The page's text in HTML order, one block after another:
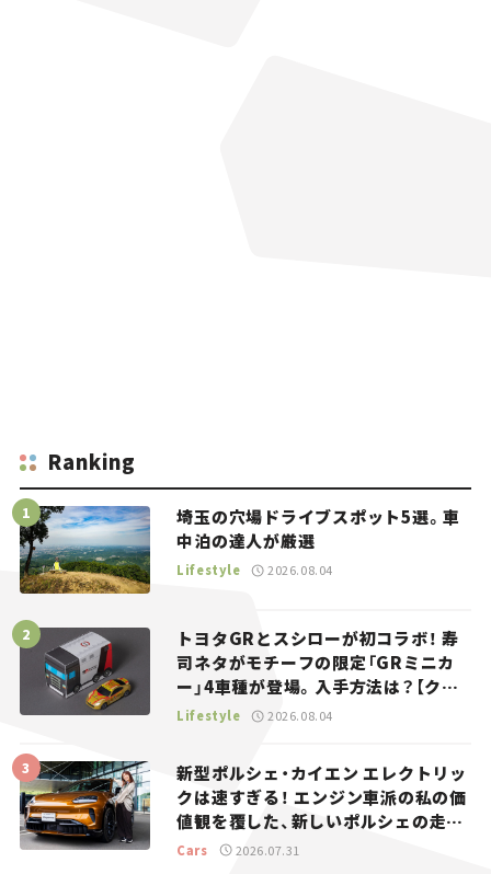
Ranking
埼玉の穴場ドライブスポット5選。車
中泊の達人が厳選
Lifestyle 2026.08.04
トヨタGRとスシローが初コラボ！ 寿
司ネタがモチーフの限定「GRミニカ
ー」4車種が登場。入手方法は？【クル
マとホビー】
Lifestyle 2026.08.04
新型ポルシェ・カイエン エレクトリッ
クは速すぎる！ エンジン車派の私の価
値観を覆した、新しいポルシェの走
り。
Cars 2026.07.31